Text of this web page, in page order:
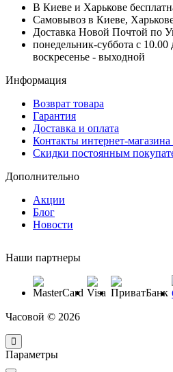
В Киеве и Харькове
Самовывоз в Киеве,
Доставка Новой Почтой по
понедельник-суббота с 10.00
воскресенье - выходной
Информация
Возврат товара
Гарантия
Доставка и оплата
Контакты интернет-магазина
Скидки постоянным
Дополнительно
Акции
Блог
Новости
Наши партнеры
Часовой © 2026
Параметры